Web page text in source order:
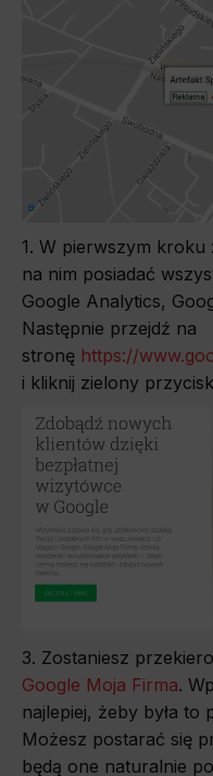
1. W pierwszym kroku
na nim posiadać
Google Analytics,
Następnie przejdź na
stronę https://
i kliknij zielony przycisk
3. Zostaniesz
Google Moja Firma.
najlepiej, żeby była to
Możesz postarać się
będą one naturalnie